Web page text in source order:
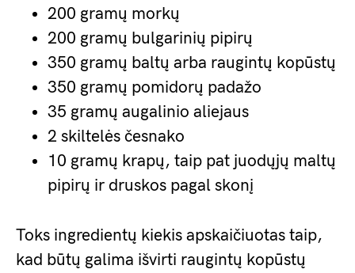
200 gramų morkų
200 gramų bulgarinių pipirų
350 gramų baltų arba raugintų kopūstų
350 gramų pomidorų padažo
35 gramų augalinio aliejaus
2 skiltelės česnako
10 gramų krapų, taip pat juodųjų maltų
pipirų ir druskos pagal skonį
Toks ingredientų kiekis apskaičiuotas taip,
kad būtų galima išvirti raugintų kopūstų